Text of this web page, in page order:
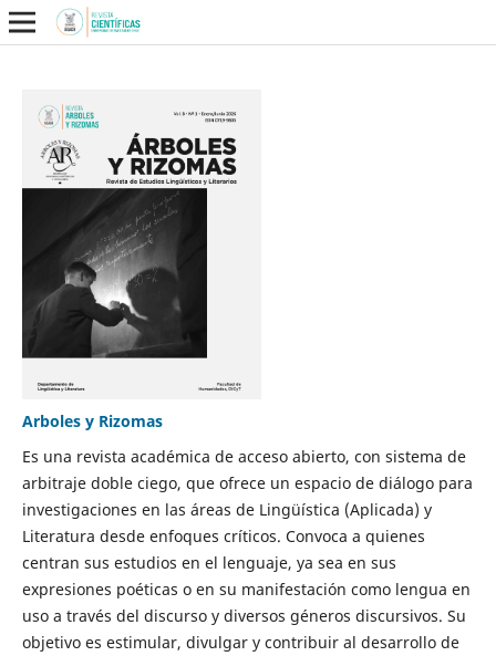
Arboles y Rizomas
Es una revista académica de acceso abierto, con sistema de
arbitraje doble ciego, que ofrece un espacio de diálogo para
investigaciones en las áreas de Lingüística (Aplicada) y
Literatura desde enfoques críticos. Convoca a quienes
centran sus estudios en el lenguaje, ya sea en sus
expresiones poéticas o en su manifestación como lengua en
uso a través del discurso y diversos géneros discursivos. Su
objetivo es estimular, divulgar y contribuir al desarrollo de